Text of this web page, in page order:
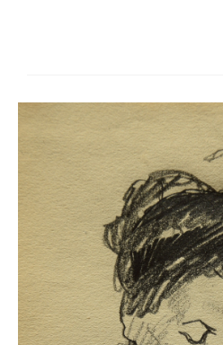
Schwäbische Künstler
Weitere
Expressiver Realismus
Motive
Abstraktion
Industrie & Arbeit
Mediterrane Landschaft